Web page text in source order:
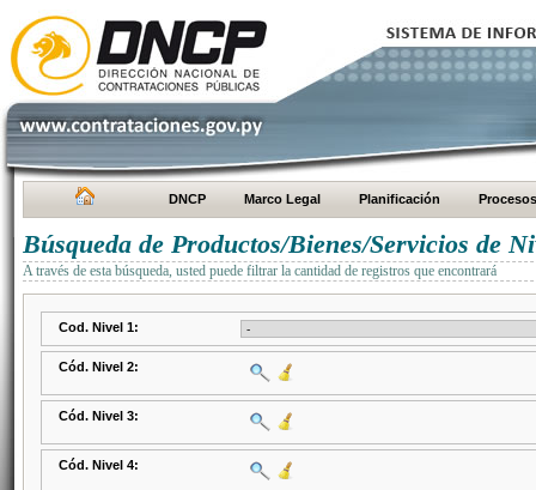
DNCP Marco Legal Planificación Procesos
Búsqueda de Productos/Bienes/Servicios de
A través de esta búsqueda, usted puede filtrar la cantidad de registros que encontrará
Cod. Nivel 1:
Cód. Nivel 2:
Cód. Nivel 3:
Cód. Nivel 4: